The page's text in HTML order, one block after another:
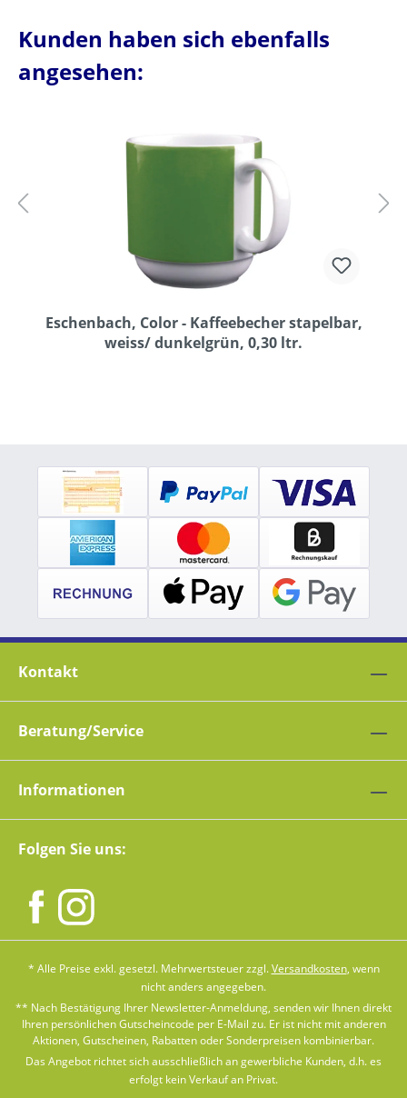
Kunden haben sich ebenfalls
angesehen:
Eschenbach, Color - Kaffeebecher stapelbar,
weiss/ dunkelgrün, 0,30 ltr.
Kontakt
Beratung/Service
Informationen
Folgen Sie uns:
* Alle Preise exkl. gesetzl. Mehrwertsteuer zzgl.Versandkosten, wenn
nicht anders angegeben.
** Nach Bestätigung Ihrer Newsletter-Anmeldung, senden wir Ihnen direkt
Ihren persönlichen Gutscheincode per E-Mail zu. Er ist nicht mit anderen
Aktionen, Gutscheinen, Rabatten oder Sonderpreisen kombinierbar.
Das Angebot richtet sich ausschließlich an gewerbliche Kunden, d.h. es
erfolgt kein Verkauf an Privat.